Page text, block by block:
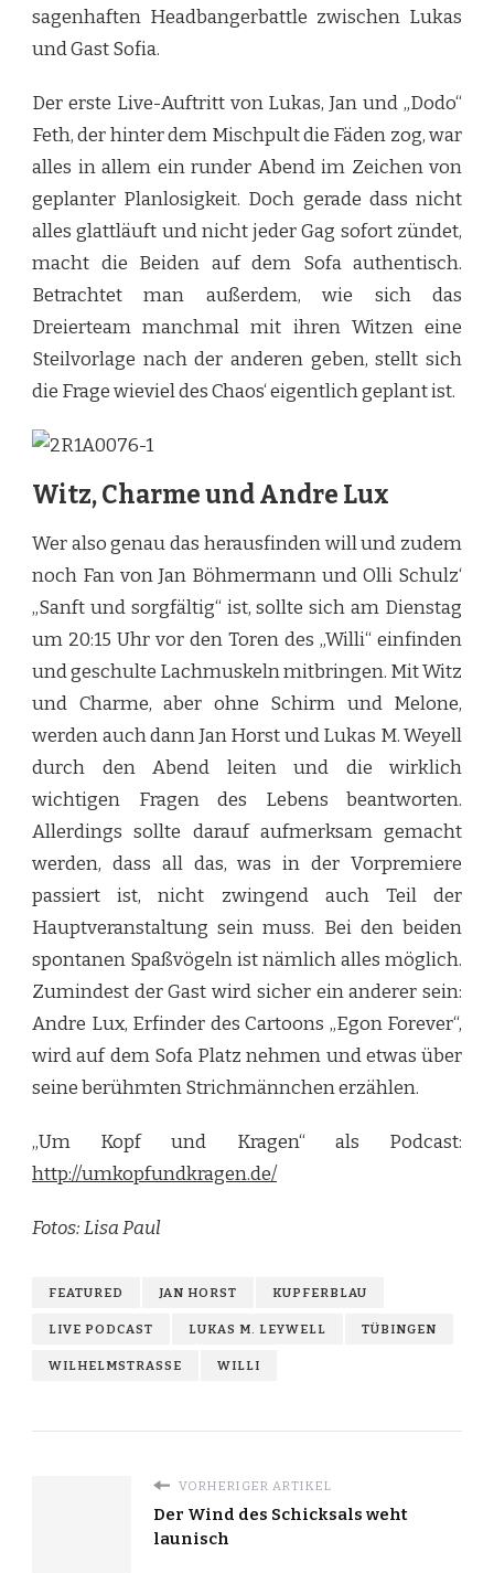
sagenhaften Headbangerbattle zwischen Lukas
und Gast Sofia.
Der erste Live-Auftritt von Lukas, Jan und „Dodo“
Feth, der hinter dem Mischpult die Fäden zog, war
alles in allem ein runder Abend im Zeichen von
geplanter Planlosigkeit. Doch gerade dass nicht
alles glattläuft und nicht jeder Gag sofort zündet,
macht die Beiden auf dem Sofa authentisch.
Betrachtet man außerdem, wie sich das
Dreierteam manchmal mit ihren Witzen eine
Steilvorlage nach der anderen geben, stellt sich
die Frage wieviel des Chaos‘ eigentlich geplant ist.
Witz, Charme und Andre Lux
Wer also genau das herausfinden will und zudem
noch Fan von Jan Böhmermann und Olli Schulz‘
„Sanft und sorgfältig“ ist, sollte sich am Dienstag
um 20:15 Uhr vor den Toren des „Willi“ einfinden
und geschulte Lachmuskeln mitbringen. Mit Witz
und Charme, aber ohne Schirm und Melone,
werden auch dann Jan Horst und Lukas M. Weyell
durch den Abend leiten und die wirklich
wichtigen Fragen des Lebens beantworten.
Allerdings sollte darauf aufmerksam gemacht
werden, dass all das, was in der Vorpremiere
passiert ist, nicht zwingend auch Teil der
Hauptveranstaltung sein muss. Bei den beiden
spontanen Spaßvögeln ist nämlich alles möglich.
Zumindest der Gast wird sicher ein anderer sein:
Andre Lux, Erfinder des Cartoons „Egon Forever“,
wird auf dem Sofa Platz nehmen und etwas über
seine berühmten Strichmännchen erzählen.
„Um Kopf und Kragen“ als Podcast:
http://umkopfundkragen.de/
Fotos: Lisa Paul
FEATURED JAN HORST KUPFERBLAU
LIVE PODCAST LUKAS M. LEYWELL TÜBINGEN
WILHELMSTRASSE WILLI
VORHERIGER ARTIKEL
Der Wind des Schicksals weht
launisch